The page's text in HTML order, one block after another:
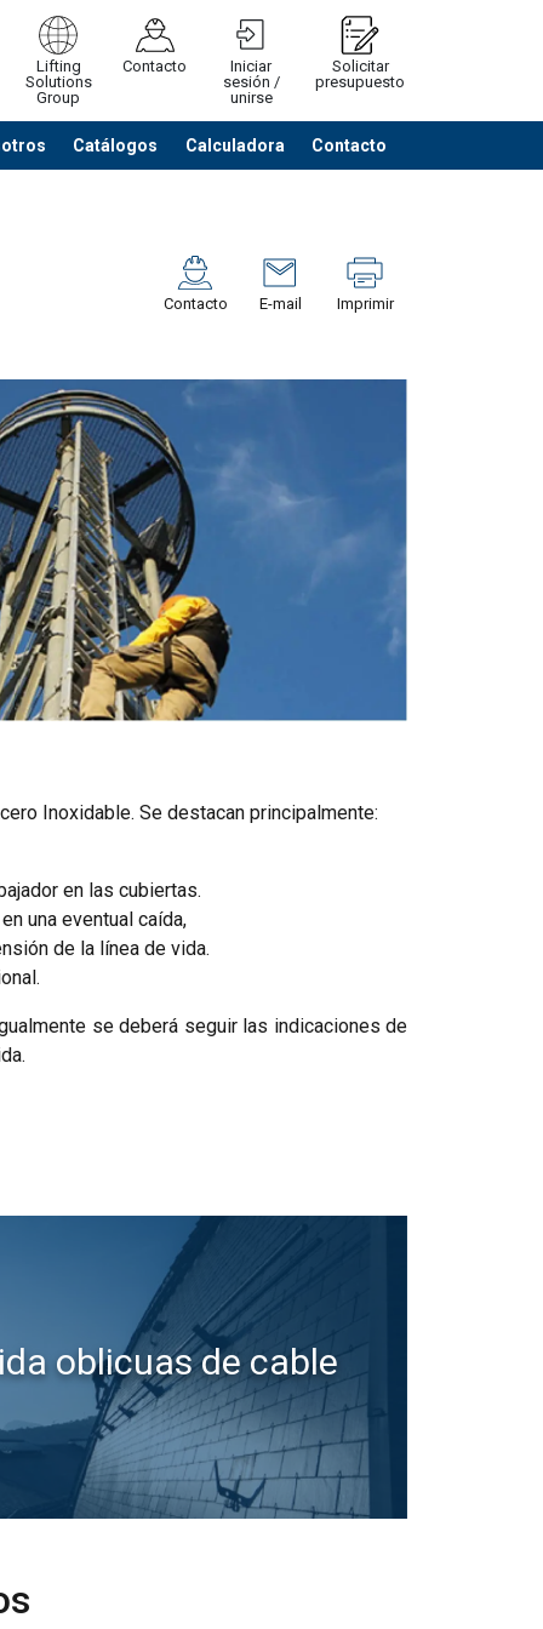
Lifting
Solutions
Group
Contacto
Iniciar
sesión /
unirse
Solicitar
presupuesto
Catálogos Calculadora Contacto
Cerrar Ver listado cotización
Contacto E-mail Imprimir
Inoxidable. Se destacan principalmente:
en las cubiertas.
una eventual caída,
de la línea de vida.
se deberá seguir las indicaciones de
oblicuas de cable
SPANISH
ENGLISH TRANSLATION
También
y análisis,